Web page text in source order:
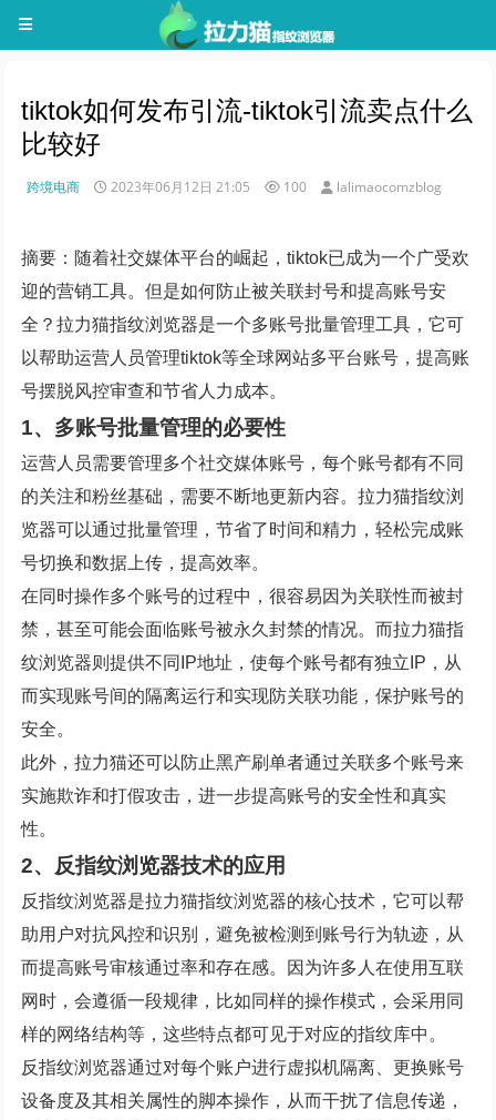
tiktok如何发布引流-tiktok引流卖点什么
比较好
跨境电商 2023年06月12日 21:05 100 lalimaocomzblog
摘要：随着社交媒体平台的崛起，tiktok已成为一个广受欢
迎的营销工具。但是如何防止被关联封号和提高账号安
全？拉力猫指纹浏览器是一个多账号批量管理工具，它可
以帮助运营人员管理tiktok等全球网站多平台账号，提高账
号摆脱风控审查和节省人力成本。
1、多账号批量管理的必要性
运营人员需要管理多个社交媒体账号，每个账号都有不同
的关注和粉丝基础，需要不断地更新内容。拉力猫指纹浏
览器可以通过批量管理，节省了时间和精力，轻松完成账
号切换和数据上传，提高效率。
在同时操作多个账号的过程中，很容易因为关联性而被封
禁，甚至可能会面临账号被永久封禁的情况。而拉力猫指
纹浏览器则提供不同IP地址，使每个账号都有独立IP，从
而实现账号间的隔离运行和实现防关联功能，保护账号的
安全。
此外，拉力猫还可以防止黑产刷单者通过关联多个账号来
实施欺诈和打假攻击，进一步提高账号的安全性和真实
性。
2、反指纹浏览器技术的应用
反指纹浏览器是拉力猫指纹浏览器的核心技术，它可以帮
助用户对抗风控和识别，避免被检测到账号行为轨迹，从
而提高账号审核通过率和存在感。因为许多人在使用互联
网时，会遵循一段规律，比如同样的操作模式，会采用同
样的网络结构等，这些特点都可见于对应的指纹库中。
反指纹浏览器通过对每个账户进行虚拟机隔离、更换账号
设备度及其相关属性的脚本操作，从而干扰了信息传递，